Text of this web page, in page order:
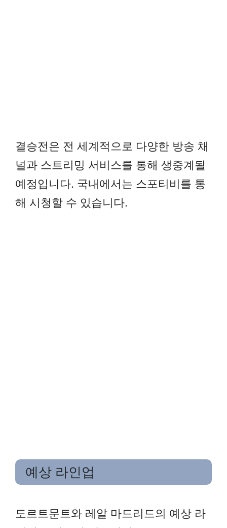
결승전은 전 세계적으로 다양한 방송 채
널과 스트리밍 서비스를 통해 생중계될
예정입니다. 국내에서는 스포티비를 통
해 시청할 수 있습니다.
예상 라인업
도르트문트와 레알 마드리드의 예상 라